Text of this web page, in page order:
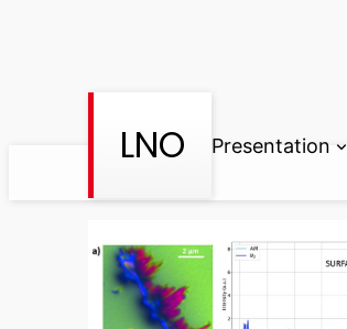
LNO Presentation